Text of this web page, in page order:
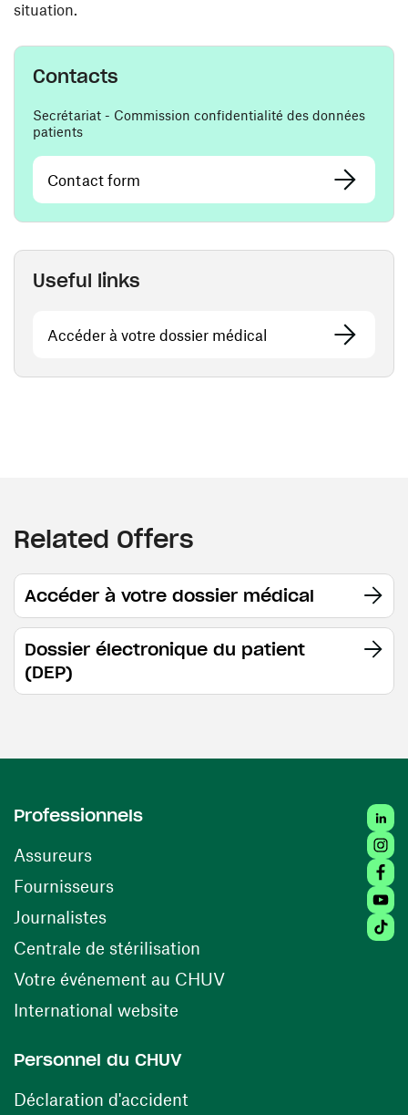
situation.
Contacts
Secrétariat - Commission confidentialité des données
patients
Contact form
Useful links
Accéder à votre dossier médical
Related Offers
Accéder à votre dossier médical
Dossier électronique du patient
(DEP)
Professionnels
Assureurs
Fournisseurs(opens in a new window)
Journalistes
Centrale de stérilisation (opens in a new window)
Votre événement au CHUV(opens in a new
International website
Personnel du CHUV
Déclaration d'accident